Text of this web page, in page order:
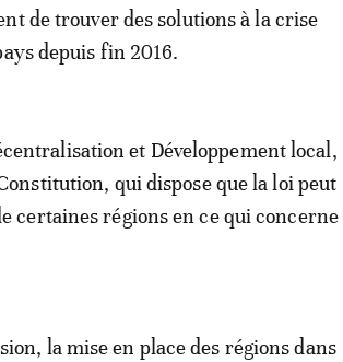
de trouver des solutions à la crise
depuis fin 2016.
et Développement local,
qui dispose que la loi peut
certaines régions en ce qui concerne
la mise en place des régions dans